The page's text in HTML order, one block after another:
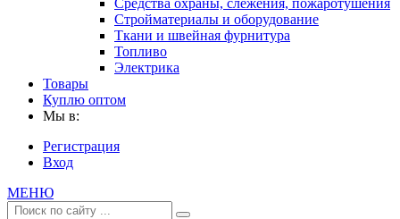
Средства охраны, слежения, пожаротушения
Стройматериалы и оборудование
Ткани и швейная фурнитура
Топливо
Электрика
Товары
Куплю оптом
Мы в:
Регистрация
Вход
МЕНЮ